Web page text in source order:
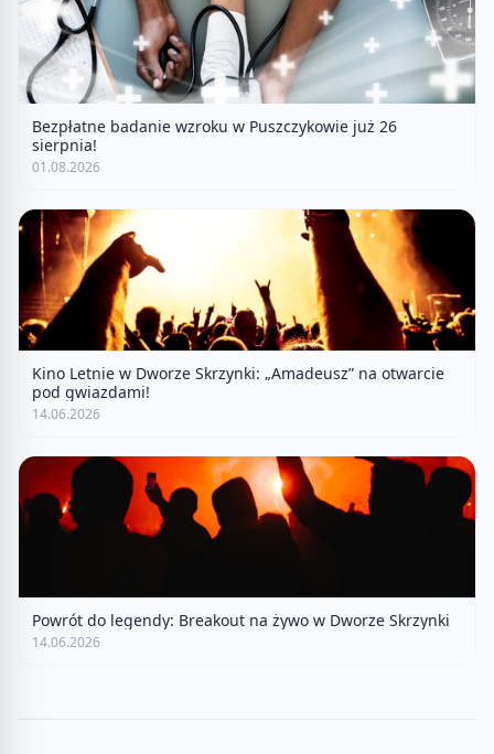
Bezpłatne badanie wzroku w Puszczykowie już 26
sierpnia!
01.08.2026
Kino Letnie w Dworze Skrzynki: „Amadeusz” na otwarcie
pod gwiazdami!
14.06.2026
Powrót do legendy: Breakout na żywo w Dworze Skrzynki
14.06.2026